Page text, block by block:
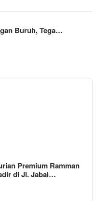
Buruh, Tega…
Premium Ramman
di Jl. Jabal…